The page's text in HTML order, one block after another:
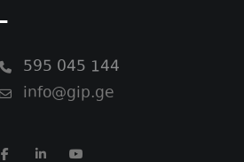
595 045 144
info@gip.ge